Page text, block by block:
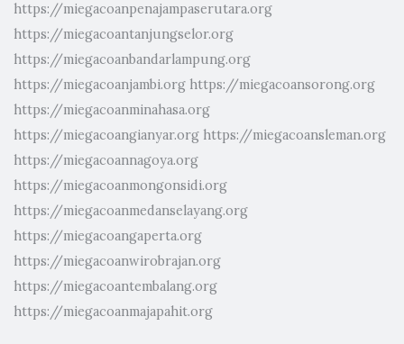
https://miegacoanpenajampaserutara.org
https://miegacoantanjungselor.org
https://miegacoanbandarlampung.org
https://miegacoanjambi.org https://miegacoansorong.org
https://miegacoanminahasa.org
https://miegacoangianyar.org https://miegacoansleman.org
https://miegacoannagoya.org
https://miegacoanmongonsidi.org
https://miegacoanmedanselayang.org
https://miegacoangaperta.org
https://miegacoanwirobrajan.org
https://miegacoantembalang.org
https://miegacoanmajapahit.org